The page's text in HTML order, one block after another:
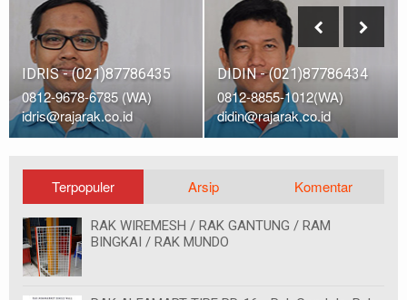
IDRIS - (021)87786435
0812-9678-6785 (WA)
idris@rajarak.co.id
DIDIN - (021)87786434
0812-8855-1012(WA)
didin@rajarak.co.id
Terpopuler Arsip Komentar
RAK WIREMESH / RAK GANTUNG / RAM
BINGKAI / RAK MUNDO